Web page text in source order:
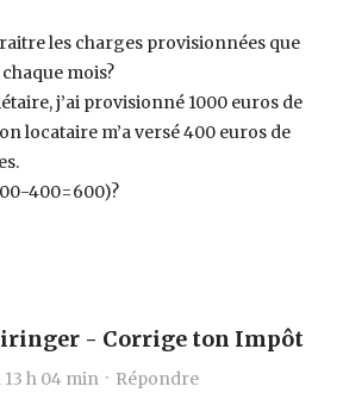
les charges provisionnées que
mois?
j’ai provisionné 1000 euros de
locataire m’a versé 400 euros de
400=600)?
- Corrige ton Impôt
h 04 min · Répondre